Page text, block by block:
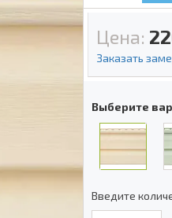
Цена:
Заказать
Выберите
Введите